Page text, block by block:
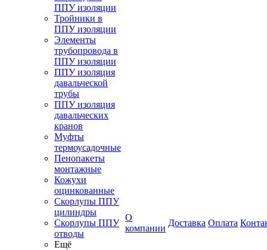
ППУ изоляции
Тройники в
ППУ изоляции
Элементы
трубопровода в
ППУ изоляции
ППУ изоляция
давальческой
трубы
ППУ изоляция
давальческих
кранов
Муфты
термоусадочные
Пенопакеты
монтажные
Кожухи
оцинкованные
Скорлупы ППУ
цилиндры
Скорлупы ППУ
отводы
Ещё
О
компании
Доставка Оплата